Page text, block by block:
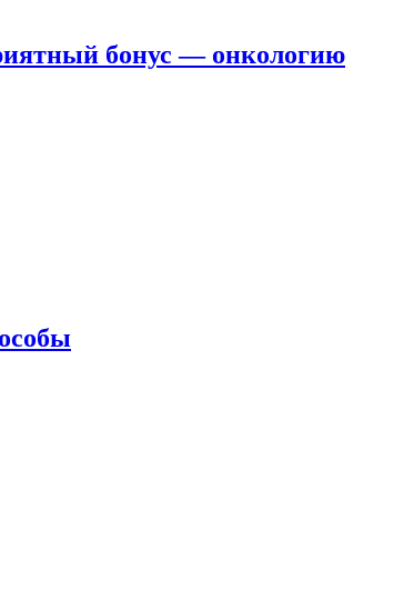
бонус — онкологию